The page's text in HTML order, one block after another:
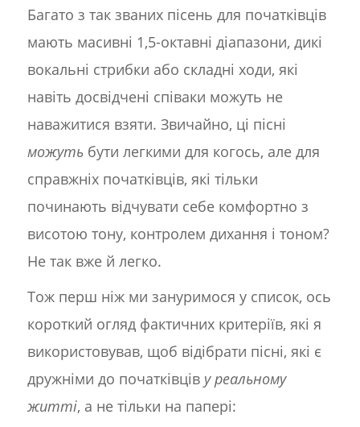
Багато з так званих пісень для початківців
мають масивні 1,5-октавні діапазони, дикі
вокальні стрибки або складні ходи, які
навіть досвідчені співаки можуть не
наважитися взяти. Звичайно, ці пісні
можутьбути легкими для когось, але для
справжніх початківців, які тільки
починають відчувати себе комфортно з
висотою тону, контролем дихання і тоном?
Не так вже й легко.
Тож перш ніж ми зануримося у список, ось
короткий огляд фактичних критеріїв, які я
використовував, щоб відібрати пісні, які є
дружніми до початківців у реальному
житті, а не тільки на папері: